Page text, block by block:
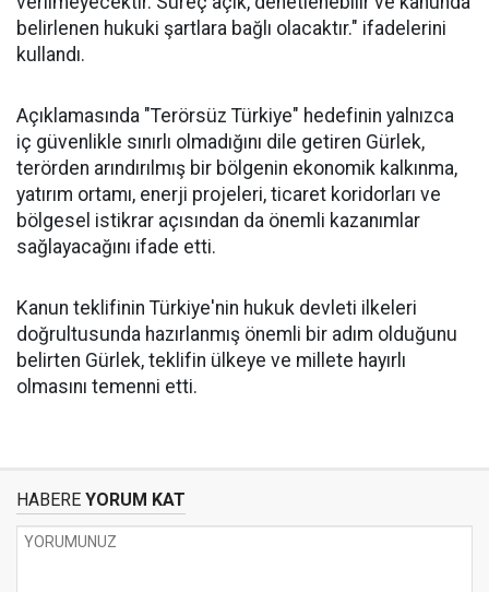
belirlenen hukuki şartlara bağlı olacaktır." ifadelerini
kullandı.
Açıklamasında "Terörsüz Türkiye" hedefinin yalnızca
iç güvenlikle sınırlı olmadığını dile getiren Gürlek,
terörden arındırılmış bir bölgenin ekonomik kalkınma,
yatırım ortamı, enerji projeleri, ticaret koridorları ve
bölgesel istikrar açısından da önemli kazanımlar
sağlayacağını ifade etti.
Kanun teklifinin Türkiye'nin hukuk devleti ilkeleri
doğrultusunda hazırlanmış önemli bir adım olduğunu
belirten Gürlek, teklifin ülkeye ve millete hayırlı
olmasını temenni etti.
HABERE YORUM KAT